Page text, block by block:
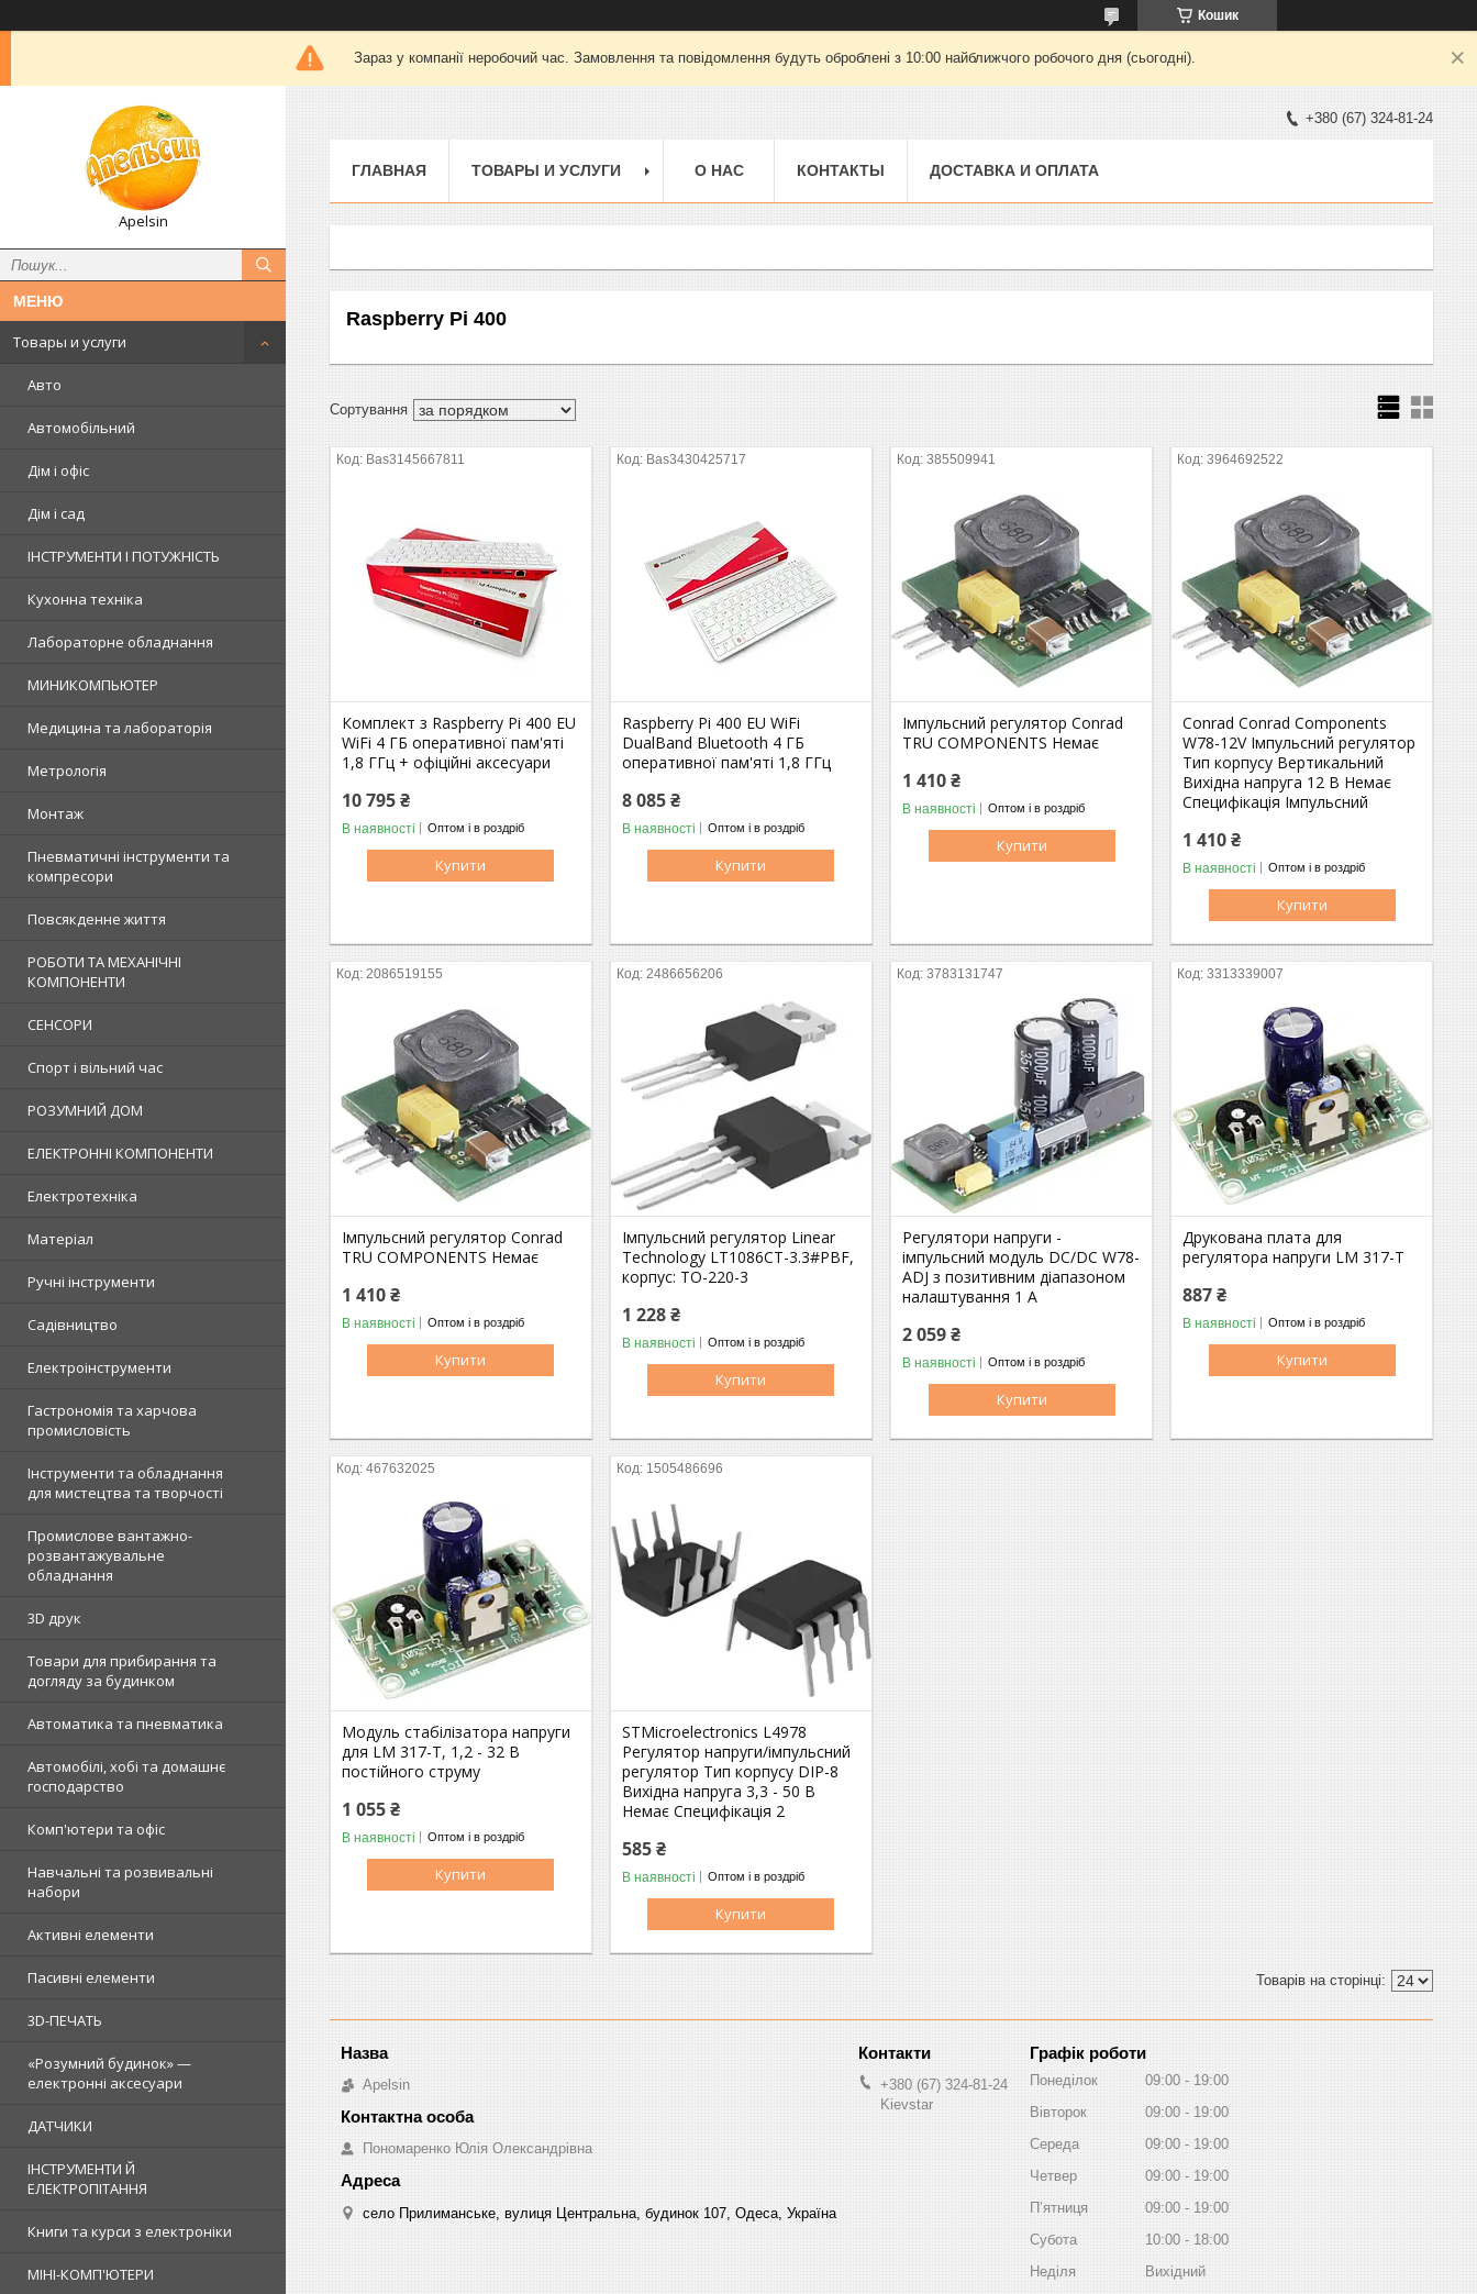
Кошик
Зараз у компанії неробочий час. Замовлення та повідомлення будуть оброблені з 10:00 найближчого робочого дня (сьогодні).
Apelsin
Товары и услуги
Авто
Автомобільний
Дім і офіс
Дім і сад
ІНСТРУМЕНТИ І ПОТУЖНІСТЬ
Кухонна техніка
Лабораторне обладнання
МИНИКОМПЬЮТЕР
Медицина та лабораторія
Метрологія
Монтаж
Пневматичні інструменти та
компресори
Повсякденне життя
РОБОТИ ТА МЕХАНІЧНІ
КОМПОНЕНТИ
СЕНСОРИ
Спорт і вільний час
РОЗУМНИЙ ДОМ
ЕЛЕКТРОННІ КОМПОНЕНТИ
Електротехніка
Матеріал
Ручні інструменти
Садівництво
Електроінструменти
Гастрономія та харчова
промисловість
Інструменти та обладнання
для мистецтва та творчості
Промислове вантажно-
розвантажувальне
обладнання
3D друк
Товари для прибирання та
догляду за будинком
Автоматика та пневматика
Автомобілі, хобі та домашнє
господарство
Комп'ютери та офіс
Навчальні та розвивальні
набори
Активні елементи
Пасивні елементи
3D-ПЕЧАТЬ
«Розумний будинок» —
електронні аксесуари
ДАТЧИКИ
ІНСТРУМЕНТИ Й
ЕЛЕКТРОПІТАННЯ
Книги та курси з електроніки
МІНІ-КОМП'ЮТЕРИ
+380 (67) 324-81-24
ГЛАВНАЯ ТОВАРЫ И УСЛУГИ О НАС КОНТАКТЫ ДОСТАВКА И ОПЛАТА
Raspberry Pi 400
Bas3145667811
Комплект з Raspberry Pi 400 EU
WiFi 4 ГБ оперативної пам'яті
1,8 ГГц + офіційні аксесуари
10 795 ₴
В наявності Оптом і в роздріб
Купити
Bas3430425717
Raspberry Pi 400 EU WiFi
DualBand Bluetooth 4 ГБ
оперативної пам'яті 1,8 ГГц
8 085 ₴
В наявності Оптом і в роздріб
Купити
385509941
Імпульсний регулятор Conrad
TRU COMPONENTS Немає
1 410 ₴
В наявності Оптом і в роздріб
Купити
3964692522
Conrad Conrad Components
W78-12V Імпульсний регулятор
Тип корпусу Вертикальний
Вихідна напруга 12 В Немає
Специфікація Імпульсний
1 410 ₴
В наявності Оптом і в роздріб
Купити
2086519155
Імпульсний регулятор Conrad
TRU COMPONENTS Немає
1 410 ₴
В наявності Оптом і в роздріб
Купити
2486656206
Імпульсний регулятор Linear
Technology LT1086CT-3.3#PBF,
корпус: TO-220-3
1 228 ₴
В наявності Оптом і в роздріб
Купити
3783131747
Регулятори напруги -
імпульсний модуль DC/DC W78-
ADJ з позитивним діапазоном
налаштування 1 А
2 059 ₴
В наявності Оптом і в роздріб
Купити
3313339007
Друкована плата для
регулятора напруги LM 317-T
887 ₴
В наявності Оптом і в роздріб
Купити
467632025
Модуль стабілізатора напруги
для LM 317-T, 1,2 - 32 В
постійного струму
1 055 ₴
В наявності Оптом і в роздріб
Купити
1505486696
STMicroelectronics L4978
Регулятор напруги/імпульсний
регулятор Тип корпусу DIP-8
Вихідна напруга 3,3 - 50 В
Немає Специфікація 2
585 ₴
В наявності Оптом і в роздріб
Купити
Apelsin
Пономаренко Юлія Олександрівна
село Прилиманське, вулиця Центральна, будинок 107, Одеса, Україна
+380 (67) 324-81-24
Kievstar
Графік роботи
Понеділок 09:00
19:00
Вівторок
09:00
19:00
Середа
09:00
19:00
Четвер
09:00
19:00
Пʼятниця
09:00
19:00
Субота
10:00
18:00
Неділя
Вихідний